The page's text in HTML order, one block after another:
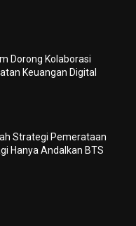
Dorong Kolaborasi
Keuangan Digital
Strategi Pemerataan
Hanya Andalkan BTS